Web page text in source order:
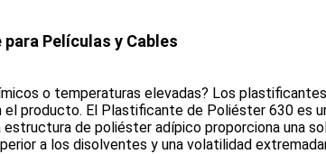
Películas y Cables
o temperaturas elevadas? Los
producto. El Plastificante de Poliéster 630 es
de poliéster adípico proporciona una
a los disolventes y una volatilidad